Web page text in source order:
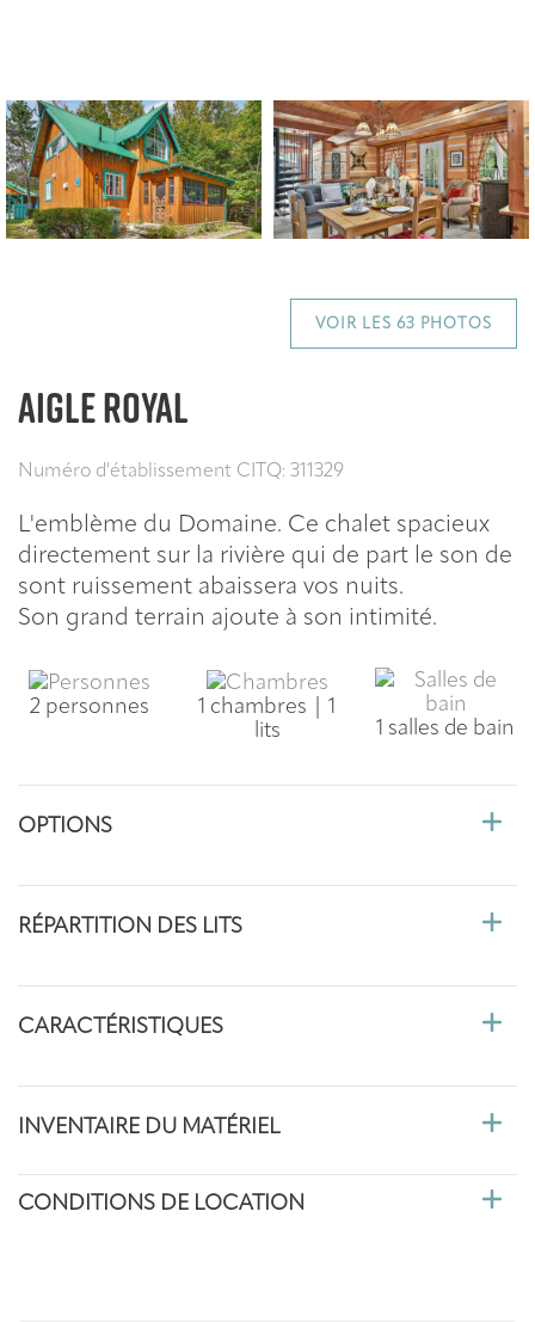
VOIR LES 63 PHOTOS
AIGLE ROYAL
Numéro d'établissement CITQ: 311329
L'emblème du Domaine. Ce chalet spacieux
directement sur la rivière qui de part le son de
sont ruissement abaissera vos nuits.
Son grand terrain ajoute à son intimité.
2 personnes
1 chambres | 1
lits
1 salles de bain
OPTIONS
RÉPARTITION DES LITS
CARACTÉRISTIQUES
INVENTAIRE DU MATÉRIEL
CONDITIONS DE LOCATION